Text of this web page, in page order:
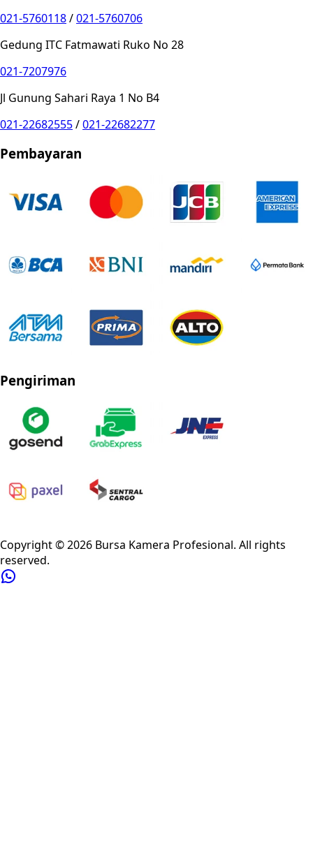
021-5760118/021-5760706
Gedung ITC Fatmawati Ruko No 28
021-7207976
Jl Gunung Sahari Raya 1 No B4
021-22682555/021-22682277
Pembayaran
Pengiriman
Copyright ©2026 Bursa Kamera Profesional. All rights
reserved.